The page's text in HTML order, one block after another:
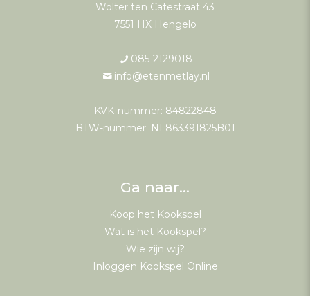
Wolter ten Catestraat 43
7551 HX Hengelo
085-2129018
info@etenmetlay.nl
KVK-nummer: 84822848
BTW-nummer: NL863391825B01
Ga naar…
Koop het Kookspel
Wat is het Kookspel?
Wie zijn wij?
Inloggen Kookspel Online